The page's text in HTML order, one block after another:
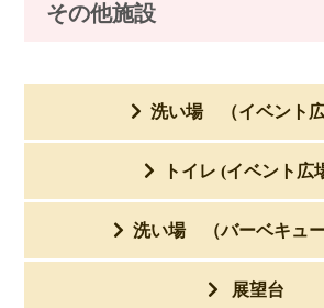
その他施設
洗い場 （イベント広
トイレ (イベント広
洗い場 （バーベキュー
展望台